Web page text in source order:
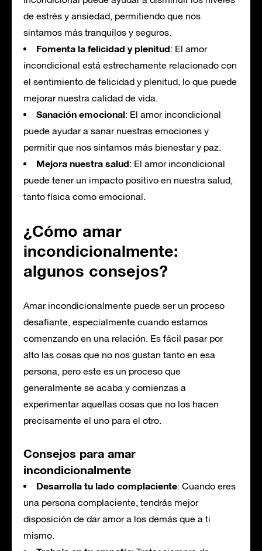
de estrés y ansiedad, permitiendo que nos
sintamos más tranquilos y seguros.
Fomenta la felicidad y plenitud: El amor
incondicional está estrechamente relacionado con
el sentimiento de felicidad y plenitud, lo que puede
mejorar nuestra calidad de vida.
Sanación emocional: El amor incondicional
puede ayudar a sanar nuestras emociones y
permitir que nos sintamos más bienestar y paz.
Mejora nuestra salud: El amor incondicional
puede tener un impacto positivo en nuestra salud,
tanto física como emocional.
¿Cómo amar
incondicionalmente:
algunos consejos?
Amar incondicionalmente puede ser un proceso
desafiante, especialmente cuando estamos
comenzando en una relación. Es fácil pasar por
alto las cosas que no nos gustan tanto en esa
persona, pero este es un proceso que
generalmente se acaba y comienzas a
experimentar aquellas cosas que no los hacen
precisamente el uno para el otro.
Consejos para amar
incondicionalmente
Desarrolla tu lado complaciente: Cuando eres
una persona complaciente, tendrás mejor
disposición de dar amor a los demás que a ti
mismo.